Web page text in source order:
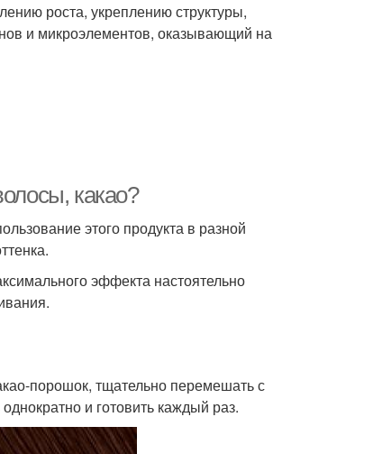
роста, укреплению структуры,
и микроэлементов, оказывающий на
какао?
этого продукта в разной
эффекта настоятельно
порошок, тщательно перемешать с
и готовить каждый раз.